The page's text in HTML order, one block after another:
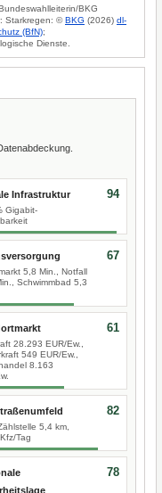
BKG
Starkregen: ©BKG (2026) dl-
(BfN);
Dienste.
Infrastruktur
Gigabit-
94
5,8 Min., Notfall
Schwimmbad 5,3
67
28.293 EUR/Ew.,
549 EUR/Ew.,
8.163
61
5,4 km,
Tag
82
78